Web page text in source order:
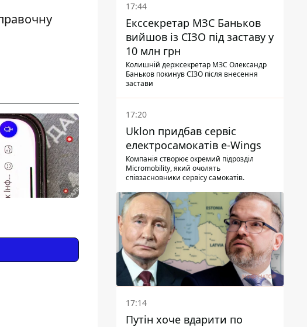
17:44
Екссекретар МЗС Баньков
вийшов із СІЗО під заставу у
10 млн грн
Колишній держсекретар МЗС Олександр
Баньков покинув СІЗО після внесення
застави
17:20
Uklon придбав сервіс
електросамокатів e-Wings
Компанія створює окремий підрозділ
Micromobility, який очолять
співзасновники сервісу самокатів.
17:14
Путін хоче вдарити по